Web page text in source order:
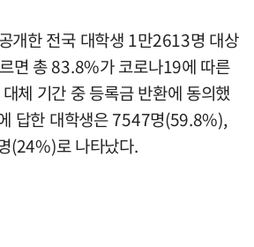
개한 전국 대학생 1만2613명 대상
면 총 83.8%가 코로나19에 따른
체 기간 중 등록금 반환에 동의했
답한 대학생은 7547명(59.8%),
(24%)로 나타났다.